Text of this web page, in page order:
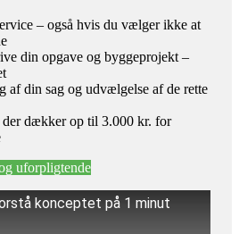
– også hvis du vælger ikke at
din opgave og byggeprojekt –
af din sag og udvælgelse af de rette
der dækker op til 3.000 kr. for
uforpligtende
konceptet på 1 minut